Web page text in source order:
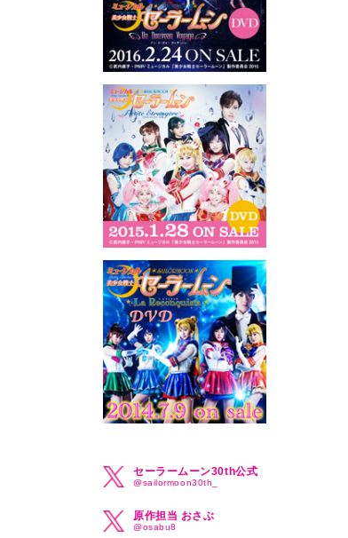
セーラームーン30th公式
@sailormoon30th_
原作担当 おさぶ
@osabu8